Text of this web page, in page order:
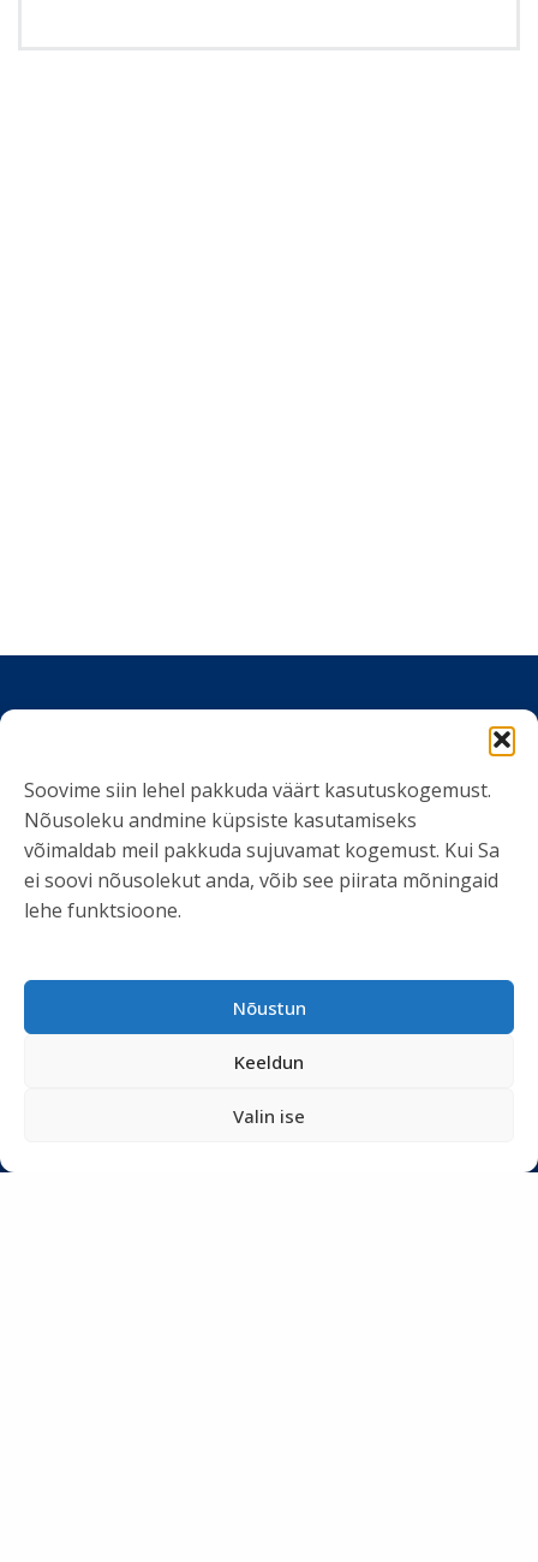
Soovime siin lehel pakkuda väärt kasutuskogemust.
Nõusoleku andmine küpsiste kasutamiseks
võimaldab meil pakkuda sujuvamat kogemust. Kui Sa
ei soovi nõusolekut anda, võib see piirata mõningaid
lehe funktsioone.
Nõustun
Keeldun
Valin ise
info@kliendiuuringud.ee
+372 5348 1806
Teenused
Tööriistad